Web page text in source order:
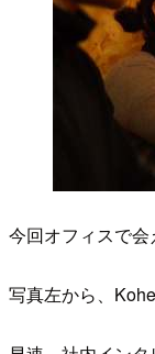
今回オフィスで会
写真左から、